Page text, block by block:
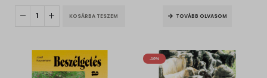
1000 Ft.900 Ft.
KOSÁRBA TESZEM TOVÁBB OLVASOM
-10%